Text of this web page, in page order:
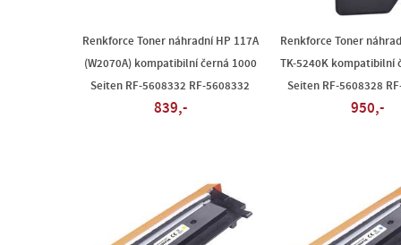
Renkforce Toner náhradní HP 117A
(W2070A) kompatibilní černá 1000
Seiten RF-5608332 RF-5608332
839,-
Renkforce Toner
TK-5240K kompatibilní
Seiten RF-5608328
950,-